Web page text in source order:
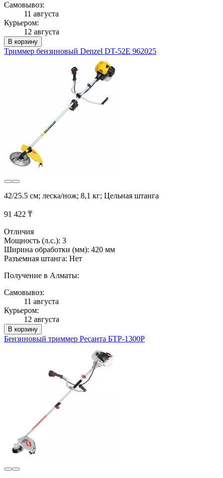
Самовывоз:
11 августа
Курьером:
12 августа
В корзину
Триммер бензиновый Denzel DT-52E 962025
42/25.5 см; леска/нож; 8,1 кг; Цельная штанга
91 422 ₸
Отличия
Мощность (л.с.): 3
Ширина обработки (мм): 420 мм
Разъемная штанга: Нет
Получение в Алматы:
Самовывоз:
11 августа
Курьером:
12 августа
В корзину
Бензиновый триммер Ресанта БТР-1300Р